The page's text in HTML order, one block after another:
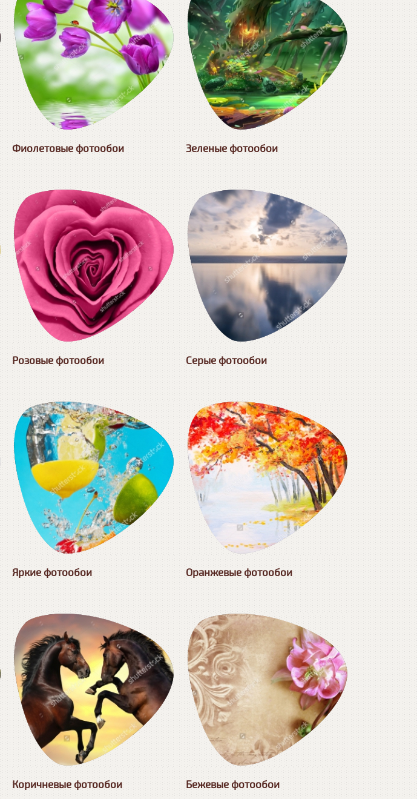
Фиолетовые фотообои Зеленые фотообои
Розовые фотообои Серые фотообои
Яркие фотообои Оранжевые фотообои
Коричневые фотообои Бежевые фотообои